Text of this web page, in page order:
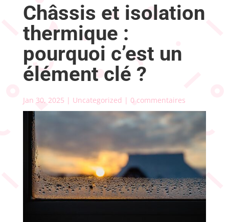
Châssis et isolation
thermique :
pourquoi c’est un
élément clé ?
Jan 30, 2025 | Uncategorized | 0 commentaires